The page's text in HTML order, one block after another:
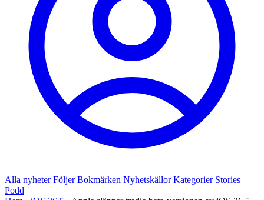
Alla nyheterFöljerBokmärken NyhetskällorKategorier Stories
Podd